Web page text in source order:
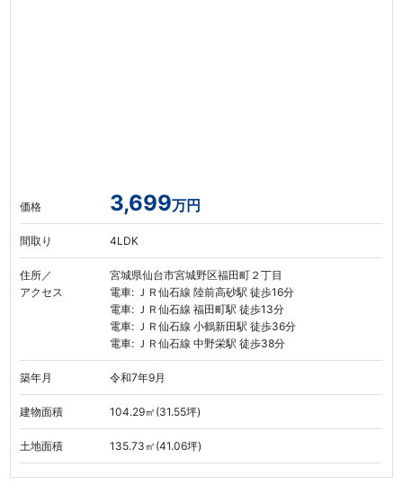
価格 3,699万円
間取り 4LDK
住所／
アクセス
宮城県仙台市宮城野区福田町２丁目
電車: ＪＲ仙石線 陸前高砂駅 徒歩16分
電車: ＪＲ仙石線 福田町駅 徒歩13分
電車: ＪＲ仙石線 小鶴新田駅 徒歩36分
電車: ＪＲ仙石線 中野栄駅 徒歩38分
築年月 令和7年9月
建物面積 104.29㎡(31.55坪)
土地面積 135.73㎡(41.06坪)